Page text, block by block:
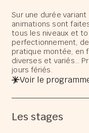
Sur une durée
animations sont
tous les niveaux et
perfectionnement,
pratique montée, en
diverses et variés…
jours fériés.
Voir le
Les stages